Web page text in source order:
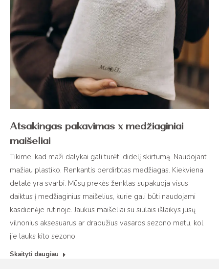
Atsakingas pakavimas x medžiaginiai
maišeliai
Tikime, kad maži dalykai gali turėti didelį skirtumą. Naudojant
mažiau plastiko. Renkantis perdirbtas medžiagas. Kiekviena
detalė yra svarbi. Mūsų prekės ženklas supakuoja visus
daiktus į medžiaginius maišelius, kurie gali būti naudojami
kasdienėje rutinoje. Jaukūs maišeliai su siūlais išlaikys jūsų
vilnonius aksesuarus ar drabužius vasaros sezono metu, kol
jie lauks kito sezono.
Skaityti daugiau